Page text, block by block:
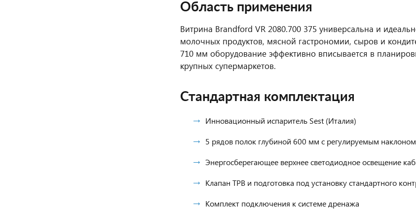
Область применения
Витрина Brandford VR 2080.700 375 универсальна и
молочных продуктов, мясной гастрономии, сыров и
710 мм оборудование эффективно вписывается в
крупных супермаркетов.
Стандартная комплектация
Инновационный испаритель Sest (Италия)
5 рядов полок глубиной 600 мм с регулируемым
Энергосберегающее верхнее светодиодное освещение
Клапан ТРВ и подготовка под установку стандартного
Комплект подключения к системе дренажа